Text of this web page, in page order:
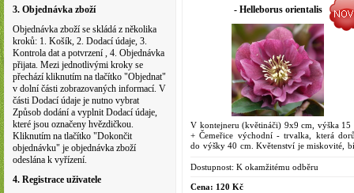
3. Objednávka zboží
Objednávka zboží se skládá z několika
kroků: 1. Košík, 2. Dodací údaje, 3.
Kontrola dat a potvrzení , 4. Objednávka
přijata. Mezi jednotlivými kroky se
přechází kliknutím na tlačítko "Objednat"
v dolní části zobrazovaných informací. V
části Dodací údaje je nutno vybrat
Způsob dodání a vyplnit Dodací údaje,
které jsou označeny hvězdičkou.
Kliknutím na tlačítko "Dokončit
objednávku" je objednávka zboží
odeslána k vyřízení.
4. Registrace uživatele
- Helleborus orientalis
V kontejneru (květináči) 9x9 cm, výška 15
+ Čemeřice východní - trvalka, která
do výšky 40 cm. Květenství je miskovité,
prosinci,...
Dostupnost: K okamžitému odběru
Cena: 120 Kč